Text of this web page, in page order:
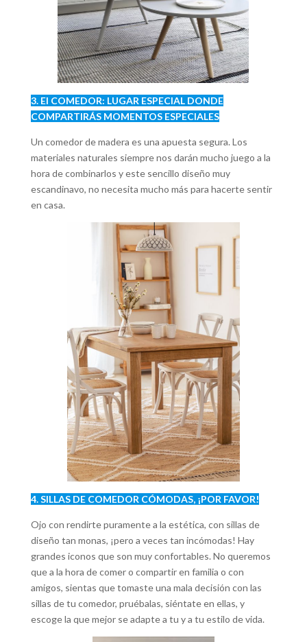
3. El COMEDOR: LUGAR ESPECIAL DONDE
COMPARTIRÁS MOMENTOS ESPECIALES
Un comedor de madera es una apuesta segura. Los
materiales naturales siempre nos darán mucho juego a la
hora de combinarlos y este sencillo diseño muy
escandinavo, no necesita mucho más para hacerte sentir
en casa.
4. SILLAS DE COMEDOR CÓMODAS, ¡POR FAVOR!
Ojo con rendirte puramente a la estética, con sillas de
diseño tan monas, ¡pero a veces tan incómodas! Hay
grandes iconos que son muy confortables. No queremos
que a la hora de comer o compartir en familia o con
amigos, sientas que tomaste una mala decisión con las
sillas de tu comedor, pruébalas, siéntate en ellas, y
escoge la que mejor se adapte a tu y a tu estilo de vida.